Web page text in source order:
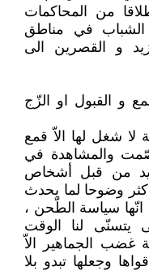
من المحاكمات
الشباب في مناطق
و القصرين الى
و القبول او الزّج
لا شغل لها الاّ قمع
والمشاهدة في
من قبل أشخاص
وضوحا لما يحدث
انّها سياسة الطّحن ،
لنا الوقت
غضب الجماهير الاّ
وجعلها تبدو بلا